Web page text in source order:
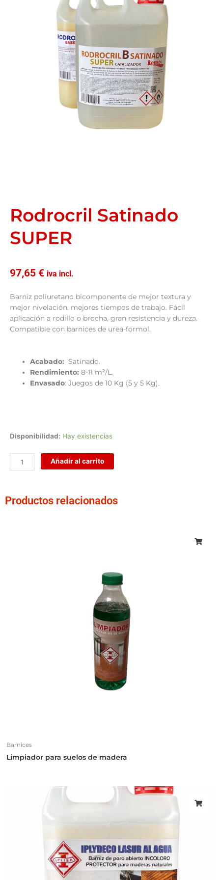
Rodrocril Satinado
SUPER
97,65 € iva incl.
Barniz poliuretano bicomponente de mejor textura y
mejor nivelación. mejores tiempos de trabajo. Fácil
aplicación a rodillo o brocha, gran resistencia y dureza.
Compatible con barnices de urea-formol.
Acabado: Satinado.
Rendimiento: 8-11 m²/L.
Envasado: Juegos de 10 Kg (5 y 5 Kg).
Disponibilidad: Hay existencias
Rodrocril
cantidad
Añadir al carrito
Productos relacionados
Barnices
Limpiador para suelos de madera